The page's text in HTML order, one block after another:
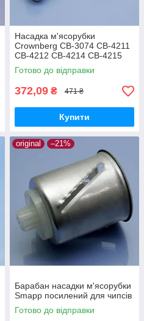
Насадка м'ясорубки
Crownberg CB-3074 CB-4211
CB-4212 CB-4214 CB-4215
CB-4216 CB-1054 CB-3409
CB-3404 CB-4213 CB-4217
для ковбаси
Готово до відправки
372,09 ₴ 471 ₴
Купити
original –21%
Барабан насадки м'ясорубки
Smapp посилений для чипсів
Готово до відправки